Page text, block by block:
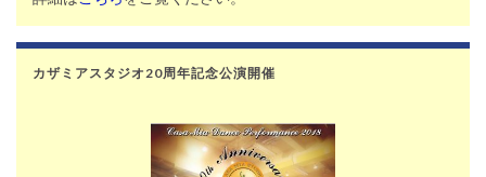
カザミアスタジオ20周年記念公演開催